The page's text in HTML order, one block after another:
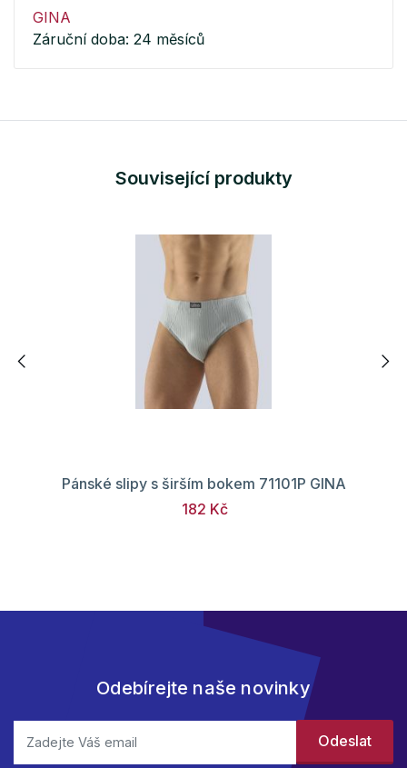
GINA
Záruční doba: 24 měsíců
Související produkty
Pánské slipy s širším bokem 71101P GINA
182 Kč
Odebírejte naše novinky